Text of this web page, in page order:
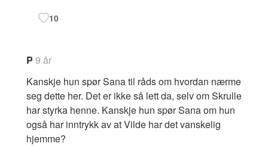
10
P 9 år
Kanskje hun spør Sana til råds om hvordan nærme
seg dette her. Det er ikke så lett da, selv om Skrulle
har styrka henne. Kanskje hun spør Sana om hun
også har inntrykk av at Vilde har det vanskelig
hjemme?